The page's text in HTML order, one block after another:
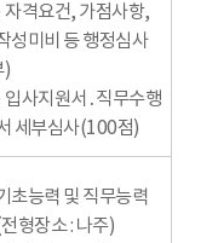
자격요건, 가점사항,
성미비 등 행정심사
)
입사지원서․직무수행
세부심사(100점)
초능력 및 직무능력
형장소 : 나주)